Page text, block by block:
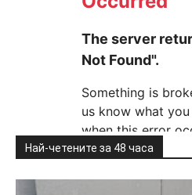
Най-четените за 48 часа